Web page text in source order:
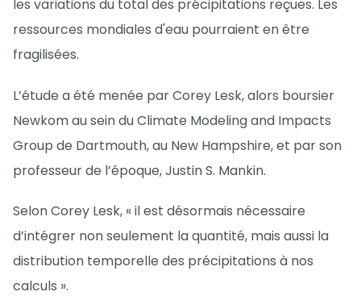
les variations du total des précipitations reçues. Les
ressources mondiales d'eau pourraient en être
fragilisées.
L’étude a été menée par Corey Lesk, alors boursier
Newkom au sein du Climate Modeling and Impacts
Group de Dartmouth, au New Hampshire, et par son
professeur de l’époque, Justin S. Mankin.
Selon Corey Lesk, « il est désormais nécessaire
d’intégrer non seulement la quantité, mais aussi la
distribution temporelle des précipitations à nos
calculs ».